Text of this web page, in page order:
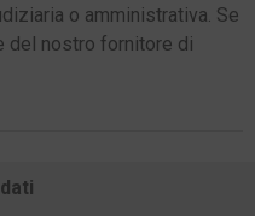
o amministrativa. Se
del nostro fornitore di